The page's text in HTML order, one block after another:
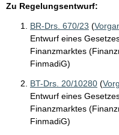
Zu Regelungsentwurf:
BR-Drs. 670/23 (
Entwurf eines
Finanzmarktes
FinmadiG)
BT-Drs. 20/10280 (
Entwurf eines
Finanzmarktes
FinmadiG)